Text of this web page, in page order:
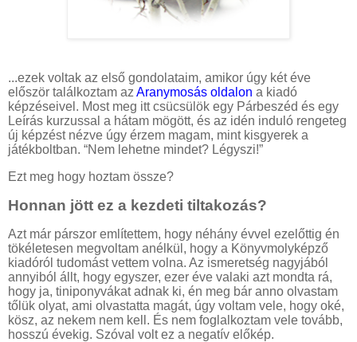
...ezek voltak az első gondolataim, amikor úgy két éve
először találkoztam azAranymosás oldalon a kiadó
képzéseivel. Most meg itt csücsülök egy Párbeszéd és egy
Leírás kurzussal a hátam mögött, és az idén induló rengeteg
új képzést nézve úgy érzem magam, mint kisgyerek a
játékboltban. “Nem lehetne mindet? Légyszi!”
Ezt meg hogy hoztam össze?
Honnan jött ez a kezdeti tiltakozás?
Azt már párszor említettem, hogy néhány évvel ezelőttig én
tökéletesen megvoltam anélkül, hogy a Könyvmolyképző
kiadóról tudomást vettem volna. Az ismeretség nagyjából
annyiból állt, hogy egyszer, ezer éve valaki azt mondta rá,
hogy ja, tiniponyvákat adnak ki, én meg bár anno olvastam
tőlük olyat, ami olvastatta magát, úgy voltam vele, hogy oké,
kösz, az nekem nem kell. És nem foglalkoztam vele tovább,
hosszú évekig. Szóval volt ez a negatív előkép.